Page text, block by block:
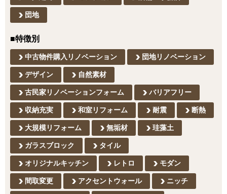
団地
■特徴別
中古物件購入リノベーション 団地リノベーション
デザイン 自然素材
古民家リノベーションフォーム バリアフリー
収納充実 和室リフォーム 耐震 断熱
大規模リフォーム 無垢材 珪藻土
ガラスブロック タイル
オリジナルキッチン レトロ モダン
間取変更 アクセントウォール ニッチ